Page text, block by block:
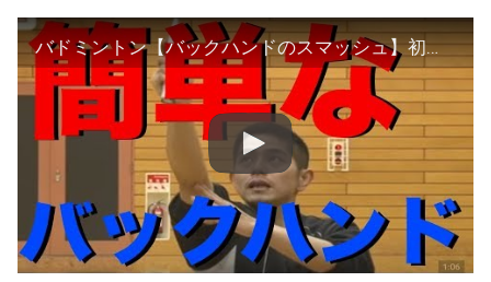
バドミントン【バックハンドのスマッシュ】初心者〜